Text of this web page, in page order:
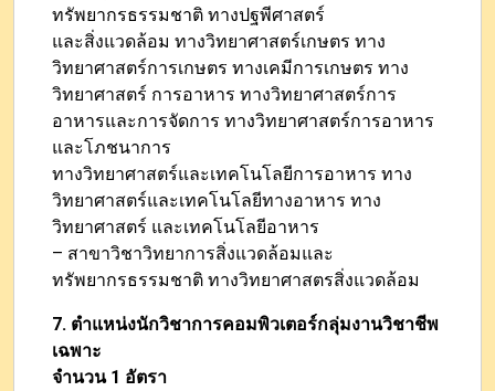
ทรัพยากรธรรมชาติ ทางปฐพีศาสตร์
และสิ่งแวดล้อม ทางวิทยาศาสตร์เกษตร ทาง
วิทยาศาสตร์การเกษตร ทางเคมีการเกษตร ทาง
วิทยาศาสตร์ การอาหาร ทางวิทยาศาสตร์การ
อาหารและการจัดการ ทางวิทยาศาสตร์การอาหาร
และโภชนาการ
ทางวิทยาศาสตร์และเทคโนโลยีการอาหาร ทาง
วิทยาศาสตร์และเทคโนโลยีทางอาหาร ทาง
วิทยาศาสตร์ และเทคโนโลยีอาหาร
– สาขาวิชาวิทยาการสิ่งแวดล้อมและ
ทรัพยากรธรรมชาติ ทางวิทยาศาสตรสิ่งแวดล้อม
7. ตำแหน่งนักวิชาการคอมพิวเตอร์กลุ่มงานวิชาชีพ
เฉพาะ
จำนวน 1 อัตรา